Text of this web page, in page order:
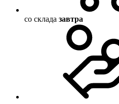
со склада завтра